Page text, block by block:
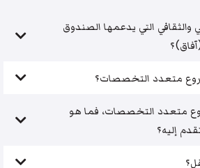
والثقافي التي يدعمها الصندوق
متعدد التخصصات؟
متعدد التخصصات، فما هو
إليه؟